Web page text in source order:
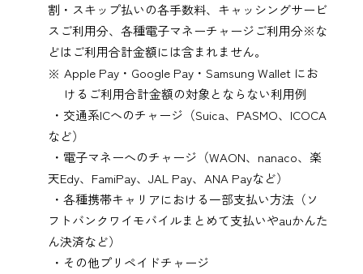
割・スキップ払いの各手数料、キャッシングサービ
スご利用分、各種電子マネーチャージご利用分※な
どはご利用合計金額には含まれません。
Apple Pay・ Google Pay・ Samsung Walletにお
けるご利用合計金額の対象とならない利用例
・交通系ICへのチャージ（Suica、PASMO、ICOCA
など）
・電子マネーへのチャージ（WAON、nanaco、楽
天Edy、FamiPay、JAL Pay、ANA Payなど）
・各種携帯キャリアにおける一部支払い方法（ソ
フトバンクワイモバイルまとめて支払いやauかんた
ん決済など）
・その他プリペイドチャージ